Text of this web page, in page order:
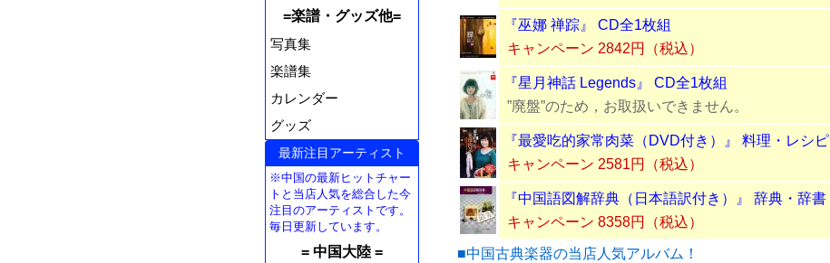
=楽譜・グッズ他=
写真集
楽譜集
カレンダー
グッズ
最新注目アーティスト
※中国の最新ヒットチャー
トと当店人気を総合した今
注目のアーティストです。
毎日更新しています。
= 中国大陸 =
『巫娜 禅踪』 CD全1枚組
キャンペーン 2842円（税込）
『星月神話 Legends』 CD全1枚組
”廃盤”のため，お取扱いできません。
『最愛吃的家常肉菜（DVD付き）』 料理・レシピ
キャンペーン 2581円（税込）
『中国語図解辞典（日本語訳付き）』 辞典・辞書
キャンペーン 8358円（税込）
■中国古典楽器の当店人気アルバム！